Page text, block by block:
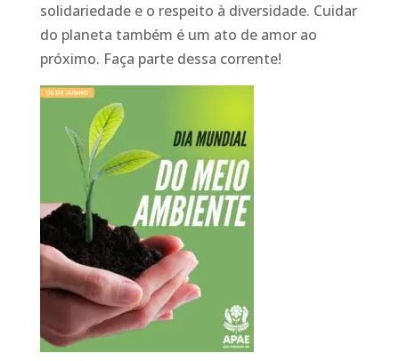
solidariedade e o respeito à diversidade. Cuidar
do planeta também é um ato de amor ao
próximo. Faça parte dessa corrente!